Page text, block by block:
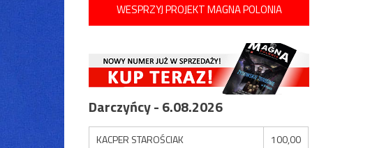
WESPRZYJ PROJEKT MAGNA POLONIA
Darczyńcy - 6.08.2026
KACPER STAROŚCIAK
100,00